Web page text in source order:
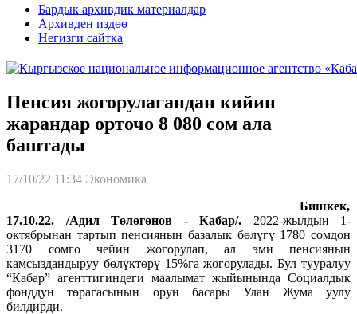
Бардык архивдик материалдар
Архивден издөө
Негизги сайтка
Пенсия жогорулагандан кийин
жарандар орточо 8 080 сом ала
баштады
17/10/22 11:34 Экономика
Бишкек,
17.10.22. /Адил Төлөгөнов - Кабар/. 2022-жылдын 1-
октябрынан тартып пенсиянын базалык бөлүгү 1780 сомдон
3170 сомго чейин жогорулап, ал эми пенсиянын
камсыздандыруу бөлүктөрү 15%га жогорулады. Бул тууралуу
“Кабар” агенттигиндеги маалымат жыйынында Социалдык
фонддун төрагасынын орун басары Улан Жума уулу
билдирди.